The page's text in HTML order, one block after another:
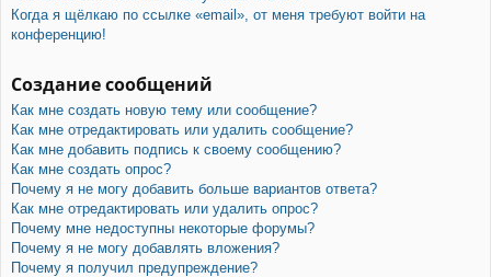
Когда я щёлкаю по ссылке «email», от меня требуют войти на
конференцию!
Создание сообщений
Как мне создать новую тему или сообщение?
Как мне отредактировать или удалить сообщение?
Как мне добавить подпись к своему сообщению?
Как мне создать опрос?
Почему я не могу добавить больше вариантов ответа?
Как мне отредактировать или удалить опрос?
Почему мне недоступны некоторые форумы?
Почему я не могу добавлять вложения?
Почему я получил предупреждение?